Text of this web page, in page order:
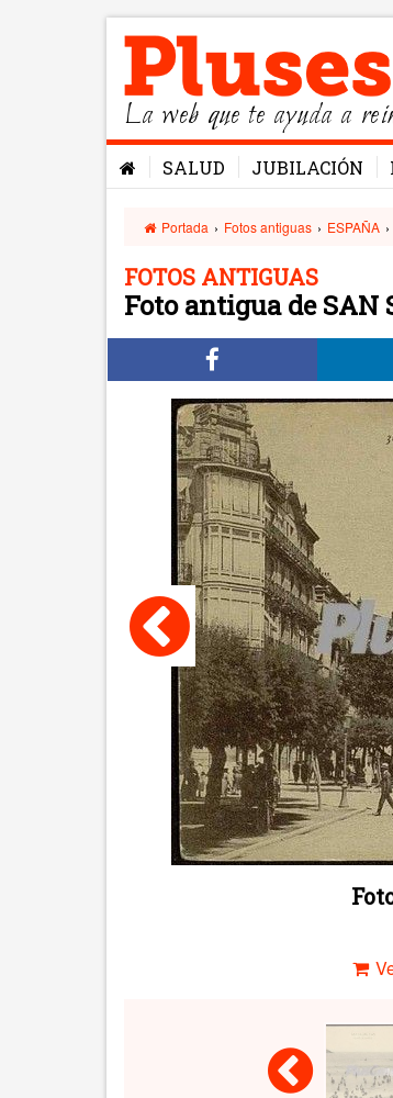
La web que te ayuda a
SALUD JUBILACIÓN
Portada › Fotos antiguas › ESPAÑA ›
FOTOS ANTIGUAS
Foto antigua de SAN